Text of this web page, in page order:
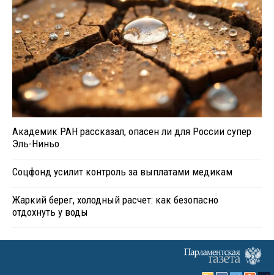
Академик РАН рассказал, опасен ли для России супер
Эль-Ниньо
Соцфонд усилит контроль за выплатами медикам
Жаркий берег, холодный расчет: как безопасно
отдохнуть у воды